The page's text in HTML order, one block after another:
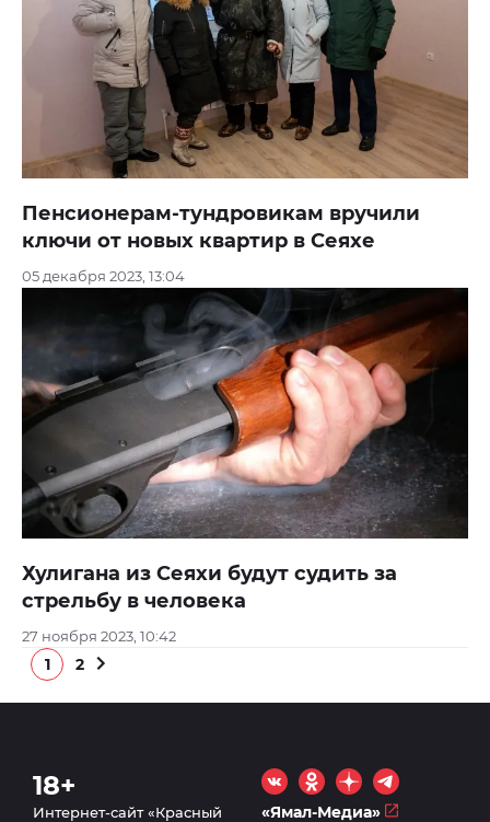
Пенсионерам-тундровикам вручили
ключи от новых квартир в Сеяхе
05 декабря 2023, 13:04
Хулигана из Сеяхи будут судить за
стрельбу в человека
27 ноября 2023, 10:42
1 2
18+
Интернет-сайт «Красный
«Ямал-Медиа»